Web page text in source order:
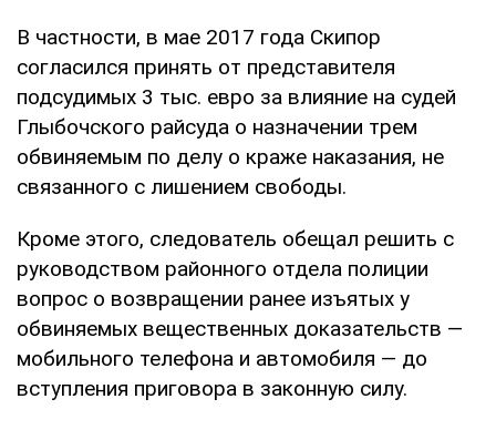
В частности, в мае 2017 года Скипор
согласился принять от представителя
подсудимых 3 тыс. евро за влияние на судей
Глыбочского райсуда о назначении трем
обвиняемым по делу о краже наказания, не
связанного с лишением свободы.
Кроме этого, следователь обещал решить с
руководством районного отдела полиции
вопрос о возвращении ранее изъятых у
обвиняемых вещественных доказательств —
мобильного телефона и автомобиля — до
вступления приговора в законную силу.